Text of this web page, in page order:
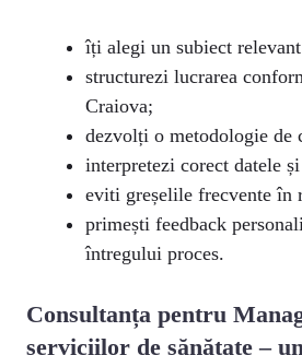
îți alegi un subiect
structurezi lucrarea
Craiova;
dezvolți o metodologie de
interpretezi corect datele
eviti greșelile frecvente în
primești feedback
întregului proces.
Consultanța pentru
serviciilor de sănătate –